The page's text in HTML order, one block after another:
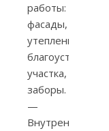
работы:
фасады,
утепление,
благоустройство
участка,
заборы.
—
Внутренняя